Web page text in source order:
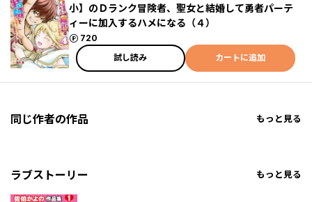
小】のＤランク冒険者、聖女と結婚して勇者パーテ
ィーに加入するハメになる（４）
720
ポイント
試し読み
カートに追加
同じ作者の作品 もっと見る
ラブストーリー もっと見る